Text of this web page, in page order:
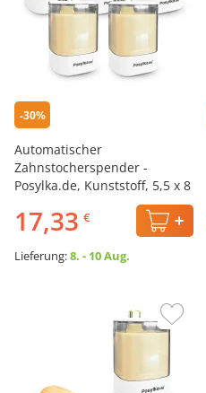
-30%
Automatischer
Zahnstocherspender -
Posylka.de, Kunststoff, 5,5 x 8
17,33 €
Lieferung:8. - 10 Aug.